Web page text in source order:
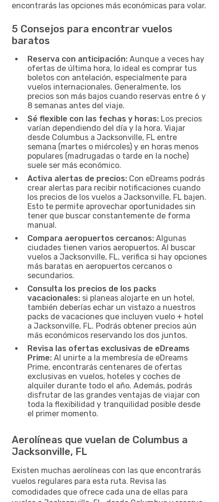
encontrarás las opciones más económicas para volar.
5 Consejos para encontrar vuelos
baratos
Reserva con anticipación: Aunque a veces hay
ofertas de última hora, lo ideal es comprar tus
boletos con antelación, especialmente para
vuelos internacionales. Generalmente, los
precios son más bajos cuando reservas entre 6 y
8 semanas antes del viaje.
Sé flexible con las fechas y horas: Los precios
varían dependiendo del día y la hora. Viajar
desde Columbus a Jacksonville, FL entre
semana (martes o miércoles) y en horas menos
populares (madrugadas o tarde en la noche)
suele ser más económico.
Activa alertas de precios: Con eDreams podrás
crear alertas para recibir notificaciones cuando
los precios de los vuelos a Jacksonville, FL bajen.
Esto te permite aprovechar oportunidades sin
tener que buscar constantemente de forma
manual.
Compara aeropuertos cercanos: Algunas
ciudades tienen varios aeropuertos. Al buscar
vuelos a Jacksonville, FL, verifica si hay opciones
más baratas en aeropuertos cercanos o
secundarios.
Consulta los precios de los packs
vacacionales: si planeas alojarte en un hotel,
también deberías echar un vistazo a nuestros
packs de vacaciones que incluyen vuelo + hotel
a Jacksonville, FL. Podrás obtener precios aún
más económicos reservando los dos juntos.
Revisa las ofertas exclusivas de eDreams
Prime: Al unirte a la membresía de eDreams
Prime, encontrarás centenares de ofertas
exclusivas en vuelos, hoteles y coches de
alquiler durante todo el año. Además, podrás
disfrutar de las grandes ventajas de viajar con
toda la flexibilidad y tranquilidad posible desde
el primer momento.
Aerolíneas que vuelan de Columbus a
Jacksonville, FL
Existen muchas aerolíneas con las que encontrarás
vuelos regulares para esta ruta. Revisa las
comodidades que ofrece cada una de ellas para